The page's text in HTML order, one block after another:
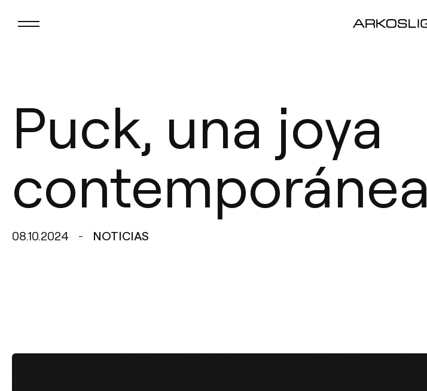
Puck, una joya
contemporánea
08.10.2024 NOTICIAS